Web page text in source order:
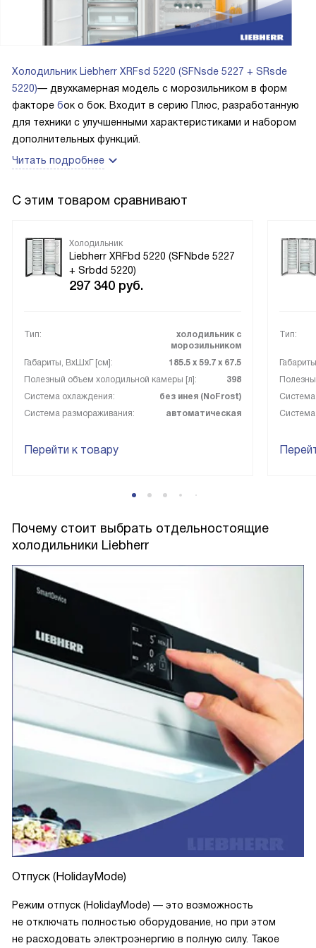
температуру и программы было просто – все видно на
цветном сенсорном дисплее, все понятно. Конечно, не
скажу, что мы как привезли, подключили, так все и
оставили. Если у техники есть различные возможности,
нужно ими пользоваться. Я, например, перед поездкой в
магазин, заранее включаю суперзаморозку. Она несколько
часов работает, и мы просто выгружаем теплые продукты
в морозилку, но от их тепла не портится то, что уже там
успевает образоваться, все витамины и минералы
функция отключается сама. В холодильной камере есть
Холодильник Liebherr XRFsd 5220 (SFNsde 5227 + SRsde
5220)— двухкамерная модель с морозильником в форм
факторе бок о бок. Входит в серию Плюс, разработанную
для техники с улучшенными характеристиками и набором
дополнительных функций.
Читать подробнее
С этим товаром сравнивают
Холодильник
Liebherr XRFbd 5220 (SFNbde 5227
+ Srbdd 5220)
297 340 руб.
Тип:
холодильник с
морозильником
Габариты, ВxШxГ [см]:
185.5 х 59.7 х 67.5
Полезный объем холодильной камеры [л]:
398
Система охлаждения:
без инея (NoFrost)
Система размораживания:
автоматическая
Перейти к товару
Тип:
Почему стоит выбрать отдельностоящие
холодильники Liebherr
Отпуск (HolidayMode)
Режим отпуск (HolidayMode) — это возможность
не отключать полностью оборудование, но при этом
не расходовать электроэнергию в полную силу. Такое